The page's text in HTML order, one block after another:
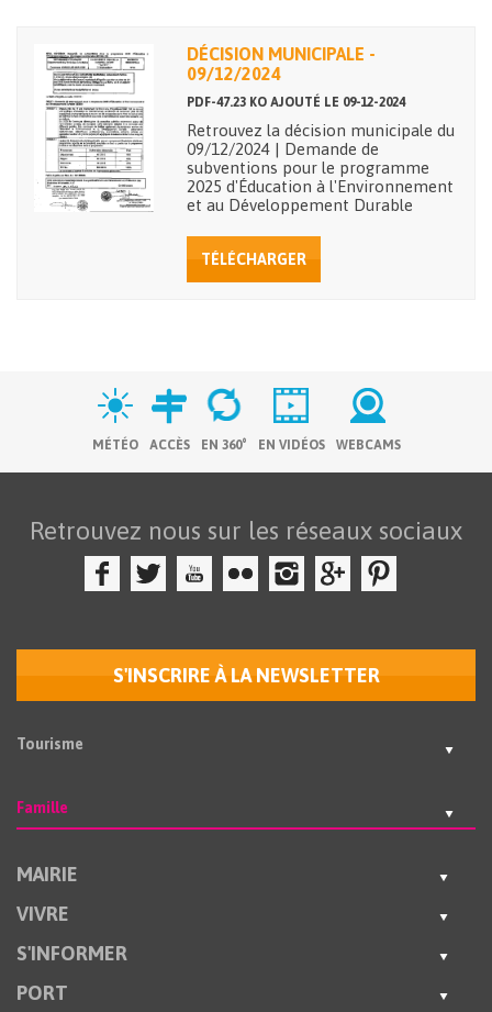
DÉCISION MUNICIPALE -
09/12/2024
PDF-47.23 KO AJOUTÉ LE 09-12-2024
Retrouvez la décision municipale du
09/12/2024 | Demande de
subventions pour le programme
2025 d'Éducation à l'Environnement
et au Développement Durable
TÉLÉCHARGER
MÉTÉO ACCÈS EN 360° EN VIDÉOS WEBCAMS
Retrouvez nous sur les réseaux sociaux
S'INSCRIRE À LA NEWSLETTER
Tourisme
Famille
MAIRIE
VIVRE
S'INFORMER
PORT